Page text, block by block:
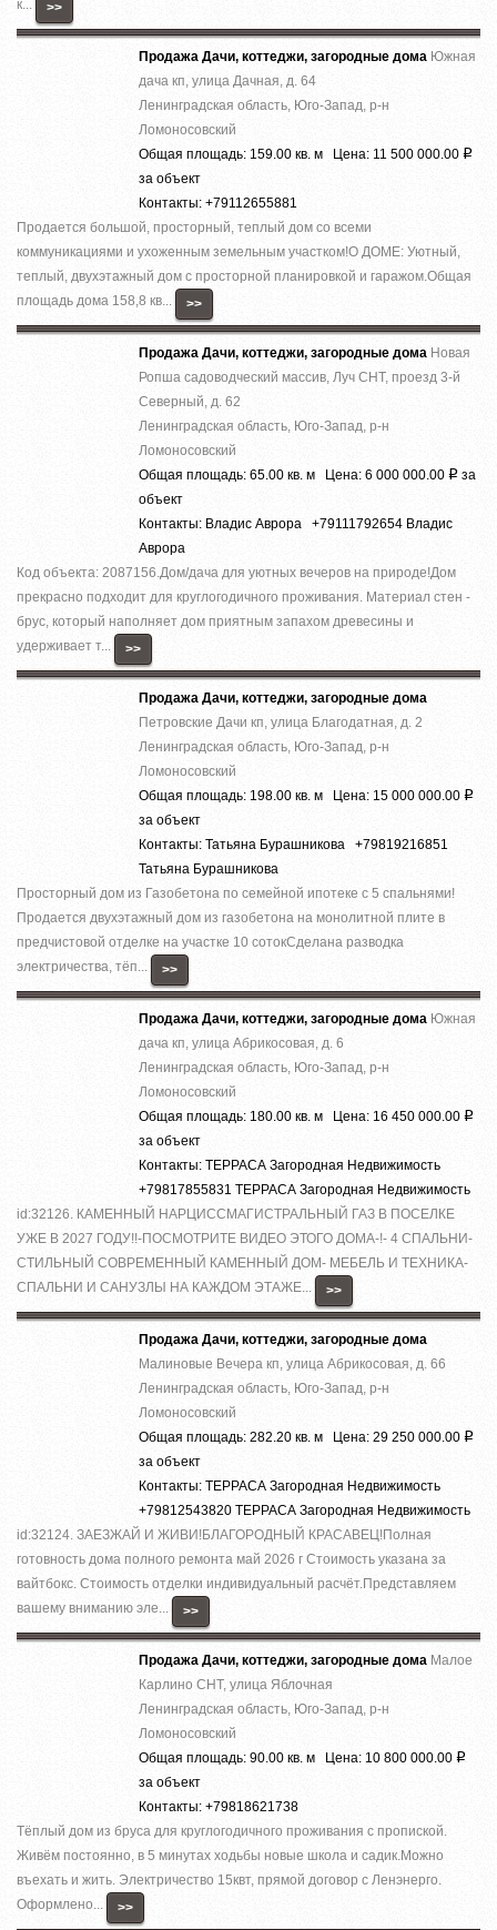
к... >>
Продажа Дачи, коттеджи, загородные дома Южная
дача кп, улица Дачная, д. 64
Ленинградская область, Юго-Запад, р-н
Ломоносовский
Общая площадь: 159.00 кв. м Цена: 11 500 000.00 Р
за объект
Контакты: +79112655881
Продается большой, просторный, теплый дом со всеми
коммуникациями и ухоженным земельным участком!О ДОМЕ: Уютный,
теплый, двухэтажный дом с просторной планировкой и гаражом.Общая
площадь дома 158,8 кв...
>>
Продажа Дачи, коттеджи, загородные дома Новая
Ропша садоводческий массив, Луч СНТ, проезд 3-й
Северный, д. 62
Ленинградская область, Юго-Запад, р-н
Ломоносовский
Общая площадь: 65.00 кв. м Цена: 6 000 000.00 Р за
объект
Контакты: Владис Аврора +79111792654 Владис
Аврора
Код объекта: 2087156.Дом/дача для уютных вечеров на природе!Дом
прекрасно подходит для круглогодичного проживания. Материал стен -
брус, который наполняет дом приятным запахом древесины и
удерживает т...
>>
Продажа Дачи, коттеджи, загородные дома
Петровские Дачи кп, улица Благодатная, д. 2
Ленинградская область, Юго-Запад, р-н
Ломоносовский
Общая площадь: 198.00 кв. м Цена: 15 000 000.00 Р
за объект
Контакты: Татьяна Бурашникова +79819216851
Татьяна Бурашникова
Просторный дом из Газобетона по семейной ипотеке с 5 спальнями!
Продается двухэтажный дом из газобетона на монолитной плите в
предчистовой отделке на участке 10 сотокСделана разводка
электричества, тёп...
>>
Продажа Дачи, коттеджи, загородные дома Южная
дача кп, улица Абрикосовая, д. 6
Ленинградская область, Юго-Запад, р-н
Ломоносовский
Общая площадь: 180.00 кв. м Цена: 16 450 000.00 Р
за объект
Контакты: ТЕРРАСА Загородная Недвижимость
+79817855831 ТЕРРАСА Загородная Недвижимость
id:32126. КАМЕННЫЙ НАРЦИССМАГИСТРАЛЬНЫЙ ГАЗ В ПОСЕЛКЕ
УЖЕ В 2027 ГОДУ!!-ПОСМОТРИТЕ ВИДЕО ЭТОГО ДОМА-!- 4 СПАЛЬНИ-
СТИЛЬНЫЙ СОВРЕМЕННЫЙ КАМЕННЫЙ ДОМ- МЕБЕЛЬ И ТЕХНИКА-
СПАЛЬНИ И САНУЗЛЫ НА КАЖДОМ ЭТАЖЕ...
>>
Продажа Дачи, коттеджи, загородные дома
Малиновые Вечера кп, улица Абрикосовая, д. 66
Ленинградская область, Юго-Запад, р-н
Ломоносовский
Общая площадь: 282.20 кв. м Цена: 29 250 000.00 Р
за объект
Контакты: ТЕРРАСА Загородная Недвижимость
+79812543820 ТЕРРАСА Загородная Недвижимость
id:32124. ЗАЕЗЖАЙ И ЖИВИ!БЛАГОРОДНЫЙ КРАСАВЕЦ!Полная
готовность дома полного ремонта май 2026 г Стоимость указана за
вайтбокс. Стоимость отделки индивидуальный расчёт.Представляем
вашему вниманию эле...
>>
Продажа Дачи, коттеджи, загородные дома Малое
Карлино СНТ, улица Яблочная
Ленинградская область, Юго-Запад, р-н
Ломоносовский
Общая площадь: 90.00 кв. м Цена: 10 800 000.00 Р
за объект
Контакты: +79818621738
Тёплый дом из бруса для круглогодичного проживания с пропиской.
Живём постоянно, в 5 минутах ходьбы новые школа и садик.Можно
въехать и жить. Электричество 15квт, прямой договор с Ленэнерго.
Оформлено...
>>